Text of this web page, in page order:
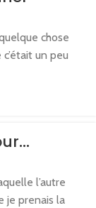
chose
un peu
l’autre
je prenais la